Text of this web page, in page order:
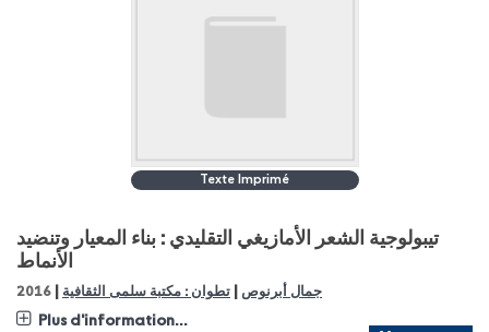
Texte Imprimé
تيبولوجية الشعر الأمازيغي التقليدي : بناء المعيار وتنضيد
الأنماط
جمال أبرنوص تطوان : مكتبة سلمى الثقافية 2016
Plus d'information...